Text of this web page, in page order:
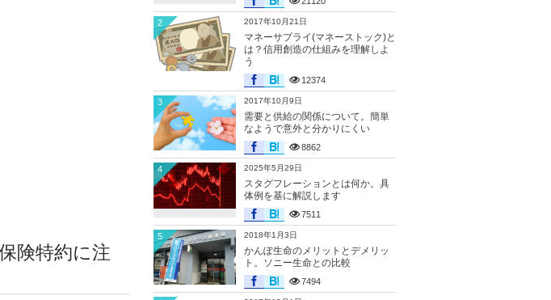
険特約に注
2017年10月21日
マネーサプライ(マネーストック)と
は？信用創造の仕組みを理解しよ
う
12374
2
2017年10月9日
需要と供給の関係について。簡単
なようで意外と分かりにくい
8862
3
2025年5月29日
スタグフレーションとは何か。具
体例を基に解説します
7511
4
2018年1月3日
かんぽ生命のメリットとデメリッ
ト。ソニー生命との比較
7494
5